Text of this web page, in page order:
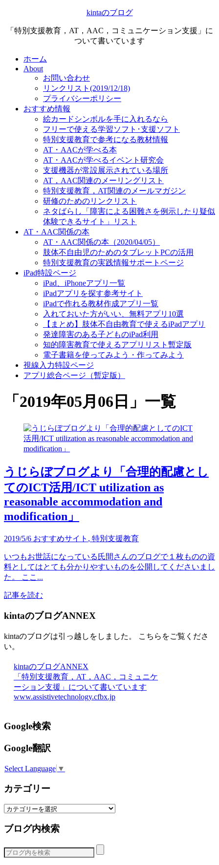
kintaのブログ
「特別支援教育，AT，AAC，コミュニケーション支援」に
ついて書いています
ホーム
About
お問い合わせ
リンクリスト(2019/12/18)
プライバシーポリシー
おすすめ情報
絵カードシンボルを手に入れるなら
フリーで使える学習ソフト･支援ソフト
特別支援教育で参考になる教材情報
AT・AACが学べる本
AT・AACが学べるイベント研究会
支援機器が常設展示されている場所
AT，AAC関連のメーリングリスト
特別支援教育，AT関連のメールマガジン
研修のためのリンクリスト
ネタばらし「障害による困難さを例示したり疑似
体験できるサイト」リスト
AT・AAC関係の本
AT・AAC関係の本（2020/04/05）
肢体不自由児のためのタブレットPCの活用
特別支援教育の実践情報サポートページ
iPad特設ページ
iPad、iPhoneアプリ一覧
iPadアプリを探す参考サイト
iPadで作れる教材作成アプリ一覧
入れておいた方がいい、無料アプリ10選
【まとめ】肢体不自由教育で使えるiPadアプリ
発達障害のある子どものiPad利用
知的障害教育で使えるアプリリスト暫定版
電子書籍を使ってみよう・作ってみよう
視線入力特設ページ
アプリ総合ページ（暫定版）
「 2019年05月06日 」 一覧
うじらぼブログより「合理的配慮とし
てのICT活用/ICT utilization as
reasonable accommodation and
modification」
2019/5/6 おすすめサイト , 特別支援教育
いつもお世話になっている氏間さんのブログで１枚ものの資
料としてはとても分かりやすいものを公開してくださいまし
た。 ここ...
記事を読む
kintaのブログANNEX
kintaのブログは引っ越しをしました。 こちらをご覧くださ
い。
kintaのブログANNEX
「特別支援教育，AT，AAC，コミュニケ
ーション支援」について書いています
www.assistivetechnology.cfbx.jp
Google検索
Google翻訳
Select Language ▼
カテゴリー
カ
ゴ
ー
ブログ内検索